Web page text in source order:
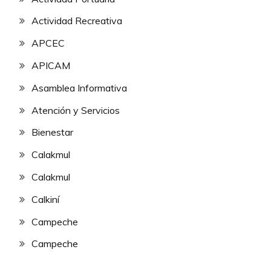
Actividad Recreativa
APCEC
APICAM
Asamblea Informativa
Atención y Servicios
Bienestar
Calakmul
Calakmul
Calkiní
Campeche
Campeche